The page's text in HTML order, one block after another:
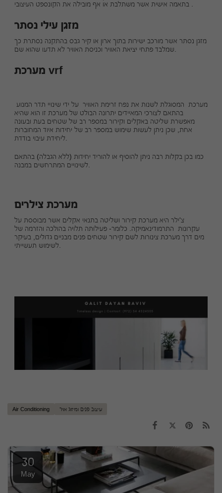
מזגן עילי נסתר
מזגן נסתר אשר מורכב ישירות בתוך ארון או קיר גבס בהתקנה נסתרת כך
מערכת vrf
בהתאם לצורכי המאיידים יתרונה הבולט של מערכת זו הוא שהיא
מאפשרת שליטה באקלים וקירור במספר רב של שטחים בעת ובעונה
אחת, שכן ניתן לעשות שימוש במספר רב של יחידות איוד המחוברות
כמו בכן בקלות רבה ניתן להוסיף או להוריד יחידות (ללא הגבלה) בהתאם
צ'ילר היא מערכת קירור ושליטה בתנאי אקלים אשר מבוססת על
עקרונות התרמודינאמיקה. כלומר- פעילותה תלויה בהולכה והזרמה של
מים דרך מערכת צינורות לשם קירור שטחים פנים מבניים גדולים, בעיקר
Air Conditioning עיצוב פנים ומיזוג אויר
30
May